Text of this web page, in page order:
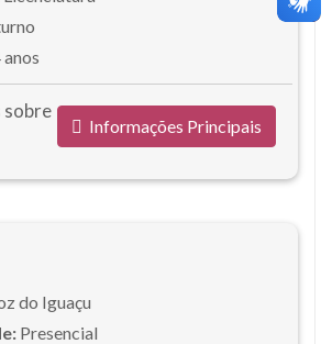
anos
sobre
Informações Principais
do Iguaçu
Presencial